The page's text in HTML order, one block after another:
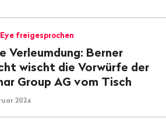
freigesprochen
Verleumdung: Berner
wischt die Vorwürfe der
Group AG vom Tisch
2024